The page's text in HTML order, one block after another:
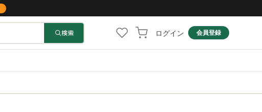
検索 ログイン 会員登録